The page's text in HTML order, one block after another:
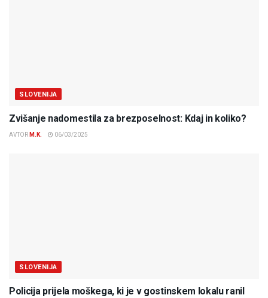
SLOVENIJA
Zvišanje nadomestila za brezposelnost: Kdaj in koliko?
AVTOR M.K. 06/03/2025
SLOVENIJA
Policija prijela moškega, ki je v gostinskem lokalu ranil